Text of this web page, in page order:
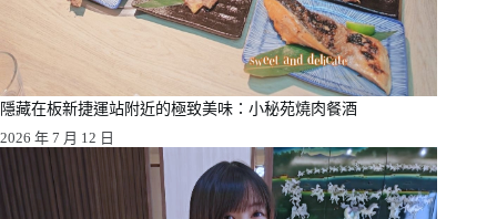
隱藏在板新捷運站附近的極致美味：小秘苑燒肉餐酒
2026 年 7 月 12 日